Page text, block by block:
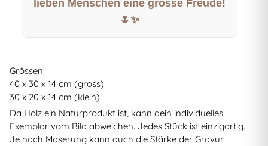
lieben Menschen eine grosse Freude!
🌷✨
Grössen:
40 x 30 x 14 cm (gross)
30 x 20 x 14 cm (klein)
Da Holz ein Naturprodukt ist, kann dein individuelles
Exemplar vom Bild abweichen. Jedes Stück ist einzigartig.
Je nach Maserung kann auch die Stärke der Gravur